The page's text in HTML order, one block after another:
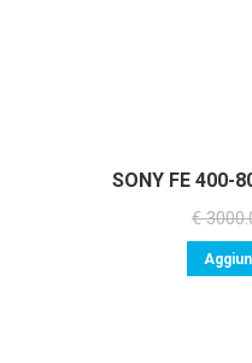
SONY FE 400-
€